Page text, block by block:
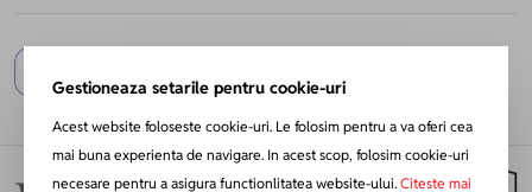
Gestioneaza setarile pentru cookie-uri
Acest website foloseste cookie-uri. Le folosim pentru a va oferi cea
mai buna experienta de navigare. In acest scop, folosim cookie-uri
necesare pentru a asigura functionlitatea website-ului. Citeste mai